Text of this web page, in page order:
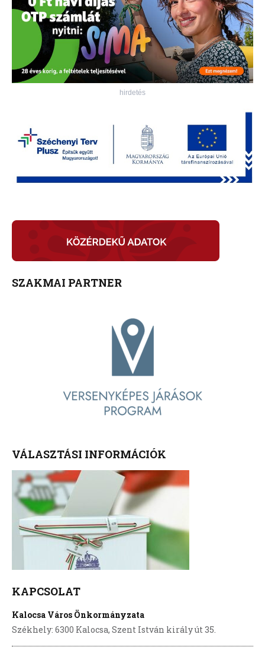
hirdetés
SZAKMAI PARTNER
VÁLASZTÁSI INFORMÁCIÓK
KAPCSOLAT
Kalocsa Város Önkormányzata
Székhely: 6300 Kalocsa, Szent István király út 35.